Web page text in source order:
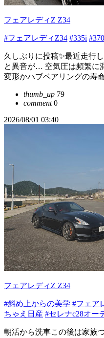
フェアレディZ Z34
#フェアレディZ34 #335i
久しぶりに投稿✨️最近走行
と異音が… 空気圧は頻繁に
変形かハブベアリングの
thumb_up 79
comment0
2026/08/01 03:40
フェアレディZ Z34
#斜め上からの美学 #フェア
ちゃえ日産 #セレナc28オー
朝活から洗車この後は家族